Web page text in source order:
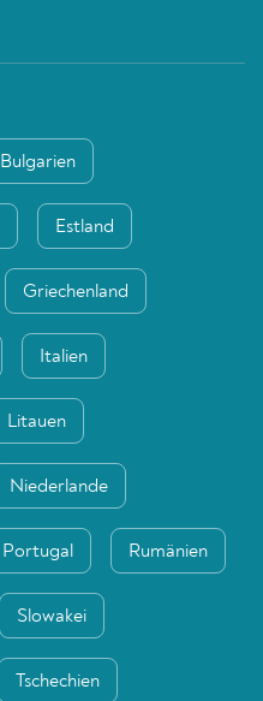
Bulgarien
Estland
Griechenland
Italien
Litauen
Niederlande
Portugal Rumänien
Slowakei
Tschechien